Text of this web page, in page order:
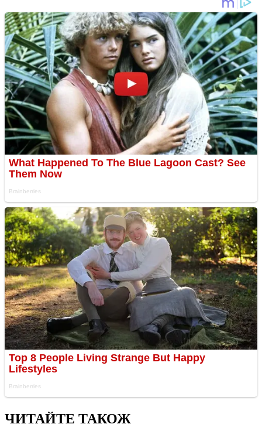
ЧИТАЙТЕ ТАКОЖ